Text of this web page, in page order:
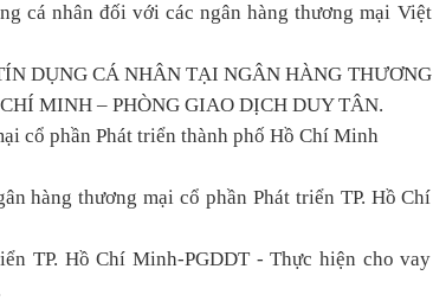
cá nhân đối với các ngân hàng thương mại Việt
DỤNG CÁ NHÂN TẠI NGÂN HÀNG THƯƠNG
MINH – PHÒNG GIAO DỊCH DUY TÂN.
cổ phần Phát triển thành phố Hồ Chí Minh
hàng thương mại cổ phần Phát triển TP. Hồ Chí
TP. Hồ Chí Minh-PGDDT - Thực hiện cho vay